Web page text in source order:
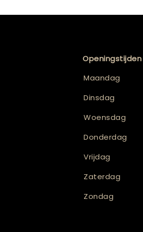
Openingstijden
Maandag
Dinsdag
Woensdag
Donderdag
Vrijdag
Zaterdag
Zondag